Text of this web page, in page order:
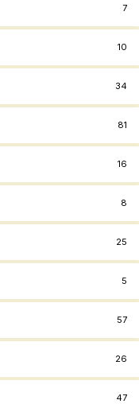
7
10
34
81
16
8
25
5
57
26
47